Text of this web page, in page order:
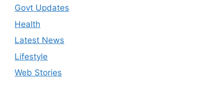
Govt Updates
Health
Latest News
Lifestyle
Web Stories